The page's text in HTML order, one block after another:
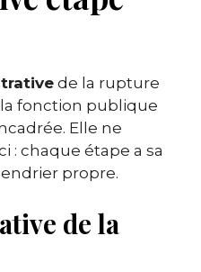
de la rupture
fonction publique
Elle ne
: chaque étape a sa
propre.
de la